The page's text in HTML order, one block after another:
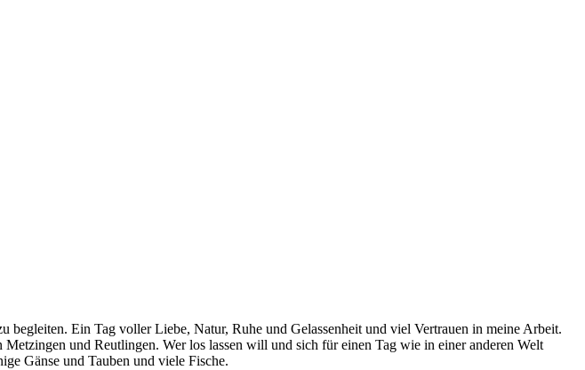
begleiten. Ein Tag voller Liebe, Natur, Ruhe und Gelassenheit und viel Vertrauen in meine Arbeit.
und Reutlingen. Wer los lassen will und sich für einen Tag wie in einer anderen Welt
Gänse und Tauben und viele Fische.